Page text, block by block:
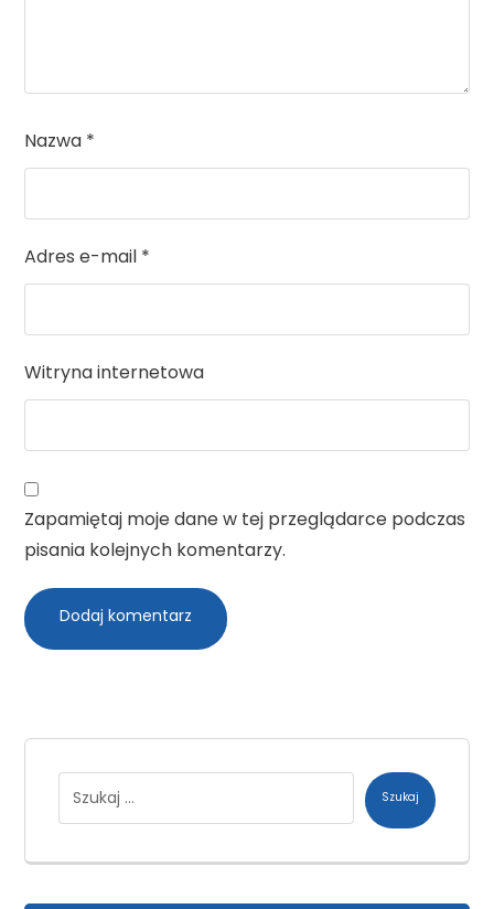
Nazwa *
Adres e-mail *
Witryna internetowa
Zapamiętaj moje dane w tej przeglądarce podczas
pisania kolejnych komentarzy.
Dodaj komentarz
Szukaj